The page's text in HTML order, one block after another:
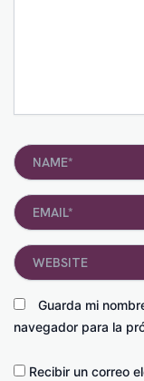
Name*
Email*
Guarda mi
navegador para la
Website
Recibir un correo